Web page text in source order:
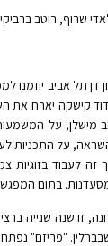
שרוף, רוטב
דוד קישקה יארח את
מישלן, על
על התכניות
לעבוד בזוגיות
בתום
זו שנה שנייה